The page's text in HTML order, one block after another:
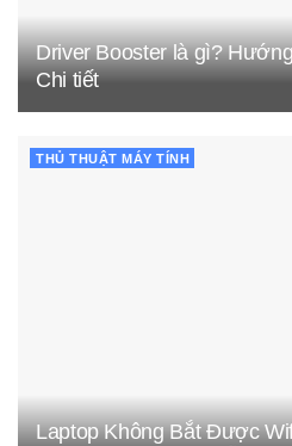
Driver Booster là gì?
Chi tiết
THỦ THUẬT MÁY TÍNH
Laptop Không Bắt Được